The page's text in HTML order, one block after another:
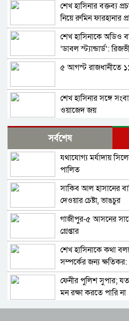
শেখ হাসিনার বক্তব্য
নিয়ে রুমিন ফারহানার
শেখ হাসিনাকে অডিও
‘ডাবল স্ট্যান্ডার্ড’:
৫ আগস্ট রাজধানীতে
শেখ হাসিনার সঙ্গে
ওয়াজেদ জয়
ক্ষমতাচ্যুতির দুই বছর:
আসছেন’ হাসিনা
১১ দলের লিয়াজোঁ
হাতকড়া আমাদের
সিদ্দিকী
শাপলা চত্বর ‘গণহত্যা’
চুনারুঘাটের হত্যাচেষ্টা
জামিন
জুলাই আন্দোলনের
নৈশভোজ
সর্বশেষ
যথাযোগ্য মর্যাদায়
পালিত
সাকিব আল হাসানের
দেওয়ার চেষ্টা, ভাঙচুর
গাজীপুর-৫ আসনের
গ্রেপ্তার
শেখ হাসিনাকে কথা
সম্পর্কের জন্য ক্ষতিকর:
ফেনীর পুলিশ সুপার;
মন রক্ষা করতে পারি না
Moulvibazar